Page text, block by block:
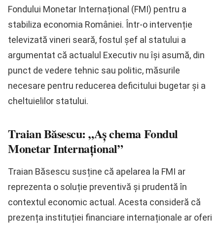
Fondului Monetar Internațional (FMI) pentru a
stabiliza economia României. Într-o intervenție
televizată vineri seară, fostul șef al statului a
argumentat că actualul Executiv nu își asumă, din
punct de vedere tehnic sau politic, măsurile
necesare pentru reducerea deficitului bugetar și a
cheltuielilor statului.
Traian Băsescu: „Aș chema Fondul
Monetar Internațional”
Traian Băsescu susține că apelarea la FMI ar
reprezenta o soluție preventivă și prudentă în
contextul economic actual. Acesta consideră că
prezența instituției financiare internaționale ar oferi